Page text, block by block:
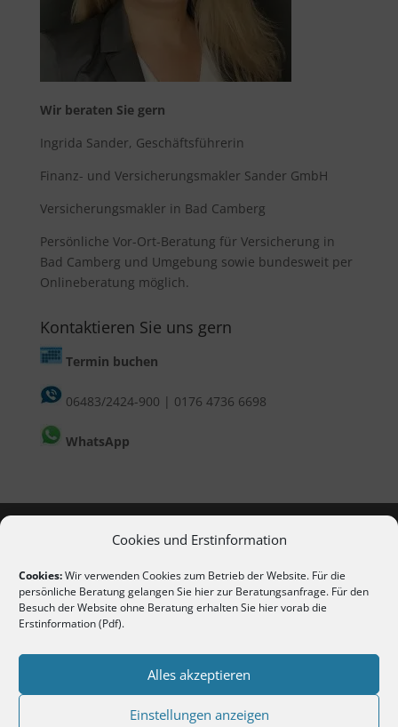
Cookies und Erstinformation
Cookies:Wir verwenden Cookies zum Betrieb der Website. Für die
persönliche Beratung gelangen Sie hierzur Beratungsanfrage. Für den
Besuch der Website ohne Beratung erhalten Sie hier vorab die
Erstinformation (Pdf).
Alles akzeptieren
Einstellungen anzeigen
Wir beraten Sie gern
Ingrida Sander, Geschäftsführerin
Finanz- und Versicherungsmakler Sander GmbH
Versicherungsmakler in Bad Camberg
Persönliche Vor-Ort-Beratung für Versicherung in
Bad Camberg und Umgebung sowie bundesweit per
Onlineberatung möglich.
Kontaktieren Sie uns gern
Termin buchen
06483/2424-900 | 0176 4736 6698
WhatsApp
Copyright 2020-2026 | Alle Rechte vorbehalten
Erstinformation nach §15 VersVermV (als PDF
anzeigen / herunterladen)